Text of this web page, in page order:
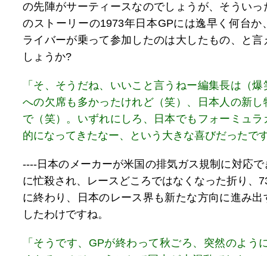
の先陣がサーティースなのでしょうが、そういっ
のストーリーの1973年日本GPには逸早く何台か
ライバーが乗って参加したのは大したもの、と
しょうか?
「そ、そうだね、いいこと言うねー編集長は（
への欠席も多かったけれど（笑）、日本人の新し
で（笑）。いずれにしろ、日本でもフォーミュ
的になってきたなー、という大きな喜びだったで
----日本のメーカーが米国の排気ガス規制に対応
に忙殺され、レースどころではなくなった折り、
に終わり、日本のレース界も新たな方向に進み
したわけですね。
「そうです、GPが終わって秋ごろ、突然のよう